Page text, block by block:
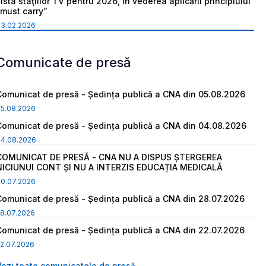
carry”
de presă
de presă - Ședința publică a CNA din 05.08.2026
de presă - Ședința publică a CNA din 04.08.2026
DE PRESĂ - CNA NU A DISPUS ȘTERGEREA
CONT ȘI NU A INTERZIS EDUCAȚIA MEDICALĂ
de presă - Ședința publică a CNA din 28.07.2026
de presă - Ședința publică a CNA din 22.07.2026